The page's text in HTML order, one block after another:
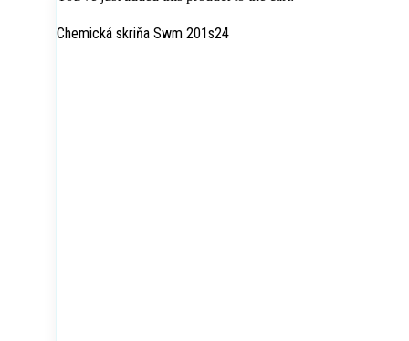
Chemická skriňa Swm 201s24